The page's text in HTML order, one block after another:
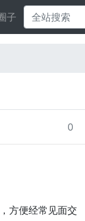
子
0
方便经常见面交